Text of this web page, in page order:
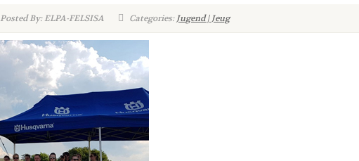
Posted By: ELPA-FELSISA Categories:Jugend | Jeug